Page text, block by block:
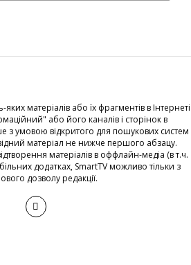
матеріалів або їх фрагментів в Інтернеті
або його каналів і сторінок в
умовою відкритого для пошукових систем
матеріал не нижче першого абзацу.
матеріалів в оффлайн-медіа (в т.ч.
додатках, SmartTV можливо тільки з
дозволу редакції.